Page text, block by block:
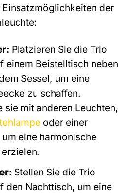
der
Platzieren Sie die Trio
einem Beistelltisch neben
Sessel, um eine
zu schaffen.
sie mit anderen Leuchten,
oder einer
um eine harmonische
Stellen Sie die Trio
den Nachttisch, um eine